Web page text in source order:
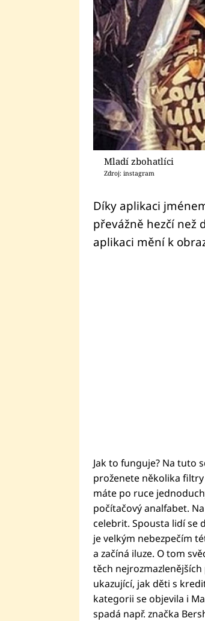
Mladí zbohatlíci
Zdroj: instagram
Díky aplikaci
převážně hezčí než
aplikaci mění k
Jak to funguje? Na tuto
proženete několika
máte po ruce
počítačový analfabet.
celebrit. Spousta lidí se
je velkým nebezpečím
a začíná iluze. O tom
těch
ukazující, jak děti s
kategorii se objevila i
spadá např. značka